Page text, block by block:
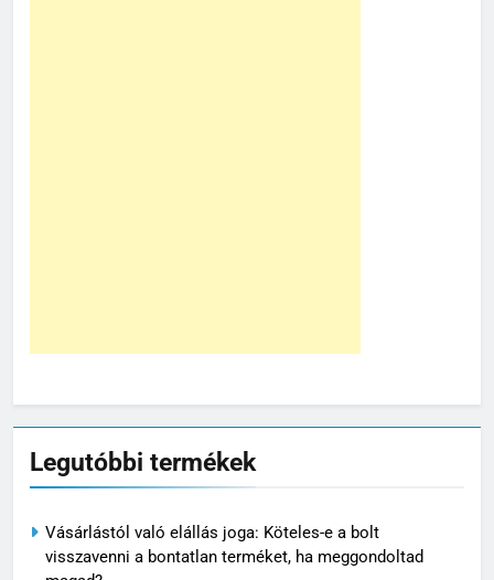
Legutóbbi termékek
Vásárlástól való elállás joga: Köteles-e a bolt
visszavenni a bontatlan terméket, ha meggondoltad